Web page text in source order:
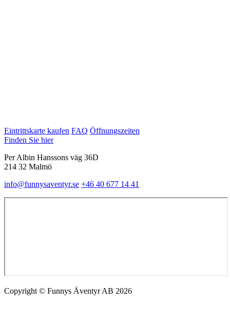
Eintrittskarte kaufen FAQ Öffnungszeiten
Finden Sie hier
Per Albin Hanssons väg 36D
214 32 Malmö
info@funnysaventyr.se +46 40 677 14 41
Copyright © Funnys Äventyr AB 2026